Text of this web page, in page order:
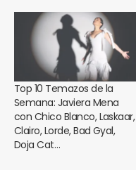
Top 10 Temazos de la
Semana: Javiera Mena
con Chico Blanco, Laskaar,
Clairo, Lorde, Bad Gyal,
Doja Cat…